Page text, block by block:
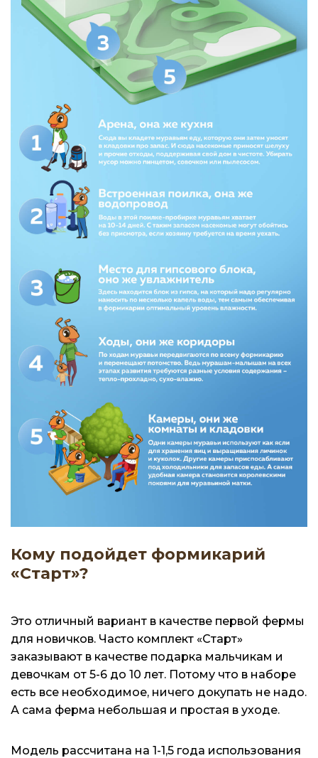
Кому подойдет формикарий
«Старт»?
Это отличный вариант в качестве первой фермы
для новичков. Часто комплект «Старт»
заказывают в качестве подарка мальчикам и
девочкам от 5-6 до 10 лет. Потому что в наборе
есть все необходимое, ничего докупать не надо.
А сама ферма небольшая и простая в уходе.
Модель рассчитана на 1-1,5 года использования